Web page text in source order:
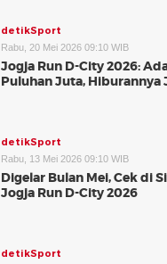
detikSport
Rabu, 20 Mei 2026 09:10 WIB
Jogja Run D-City 2026:
Puluhan Juta, Hiburannya
detikSport
Rabu, 13 Mei 2026 09:10 WIB
Digelar Bulan Mei, Cek di
Jogja Run D-City 2026
detikSport